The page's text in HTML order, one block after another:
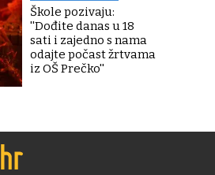
Škole pozivaju:
''Dođite danas u 18
sati i zajedno s nama
odajte počast žrtvama
iz OŠ Prečko''